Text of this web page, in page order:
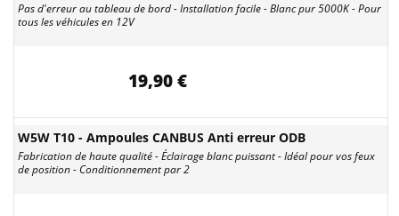
Pas d'erreur au tableau de bord - Installation facile - Blanc pur 5000K - Pour
tous les véhicules en 12V
19,90 €
W5W T10 - Ampoules CANBUS Anti erreur ODB
Fabrication de haute qualité - Éclairage blanc puissant - Idéal pour vos feux
de position - Conditionnement par 2